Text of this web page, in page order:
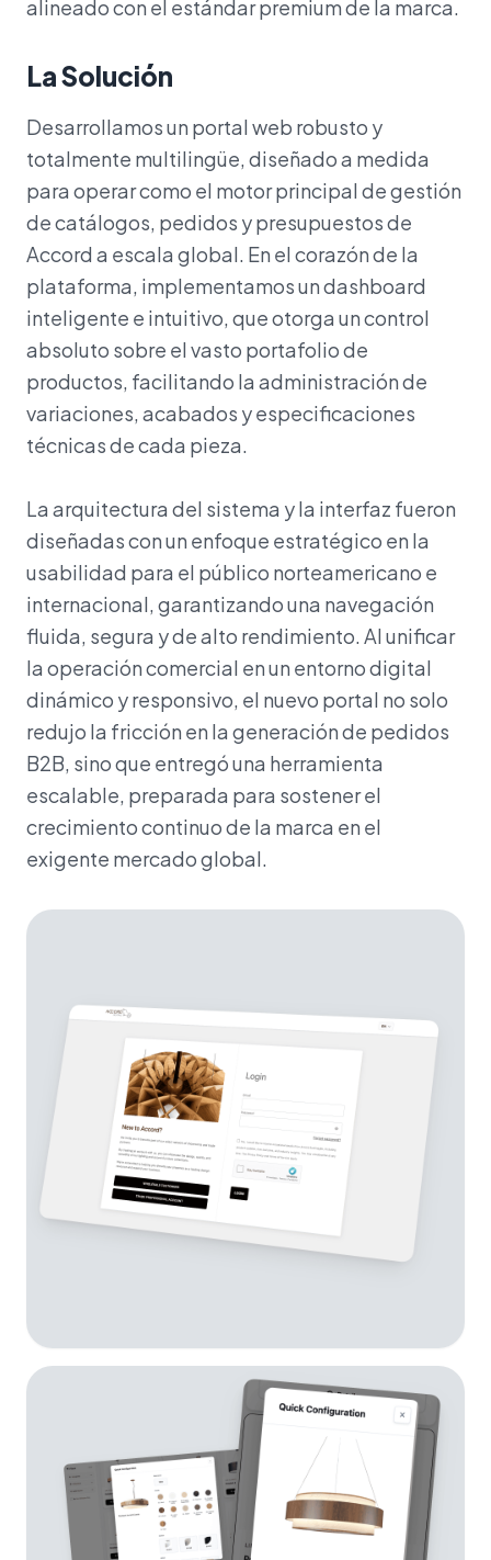
alineado con el estándar premium de la marca.
La Solución
Desarrollamos un portal web robusto y
totalmente multilingüe, diseñado a medida
para operar como el motor principal de gestión
de catálogos, pedidos y presupuestos de
Accord a escala global. En el corazón de la
plataforma, implementamos un dashboard
inteligente e intuitivo, que otorga un control
absoluto sobre el vasto portafolio de
productos, facilitando la administración de
variaciones, acabados y especificaciones
técnicas de cada pieza.
La arquitectura del sistema y la interfaz fueron
diseñadas con un enfoque estratégico en la
usabilidad para el público norteamericano e
internacional, garantizando una navegación
fluida, segura y de alto rendimiento. Al unificar
la operación comercial en un entorno digital
dinámico y responsivo, el nuevo portal no solo
redujo la fricción en la generación de pedidos
B2B, sino que entregó una herramienta
escalable, preparada para sostener el
crecimiento continuo de la marca en el
exigente mercado global.